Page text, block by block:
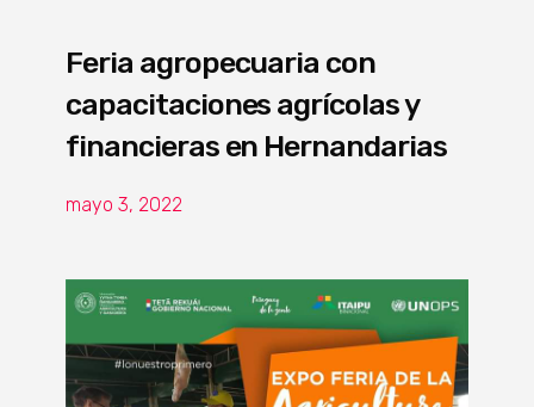
Feria agropecuaria con
capacitaciones agrícolas y
financieras en Hernandarias
mayo 3, 2022